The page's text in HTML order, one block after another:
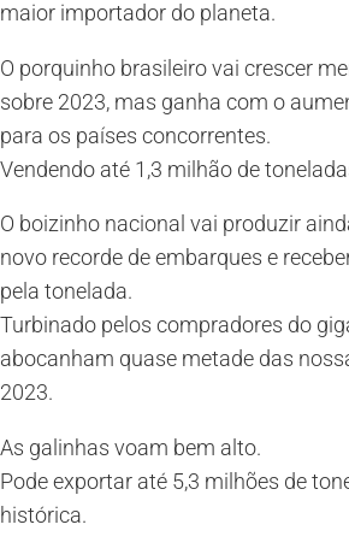
maior importador do planeta.
O porquinho brasileiro vai crescer
sobre 2023, mas ganha com o
para os países concorrentes.
Vendendo até 1,3 milhão de
O boizinho nacional vai produzir
novo recorde de embarques e
pela tonelada.
Turbinado pelos compradores do
abocanham quase metade das
2023.
As galinhas voam bem alto.
Pode exportar até 5,3 milhões de
histórica.